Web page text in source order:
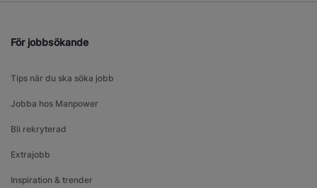
För jobbsökande
Tips när du ska söka jobb
Jobba hos Manpower
Bli rekryterad
Extrajobb
Inspiration & trender